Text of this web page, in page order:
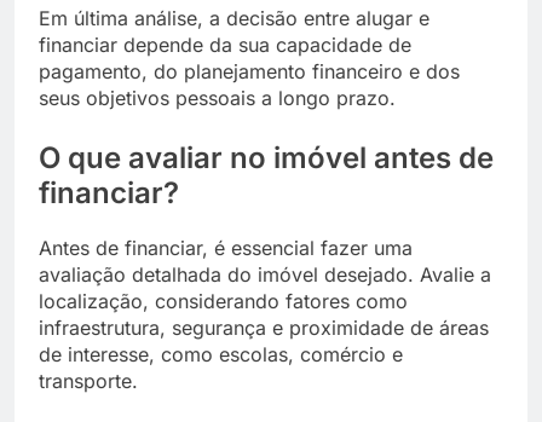
Em última análise, a decisão entre alugar e
financiar depende da sua capacidade de
pagamento, do planejamento financeiro e dos
seus objetivos pessoais a longo prazo.
O que avaliar no imóvel antes de
financiar?
Antes de financiar, é essencial fazer uma
avaliação detalhada do imóvel desejado. Avalie a
localização, considerando fatores como
infraestrutura, segurança e proximidade de áreas
de interesse, como escolas, comércio e
transporte.